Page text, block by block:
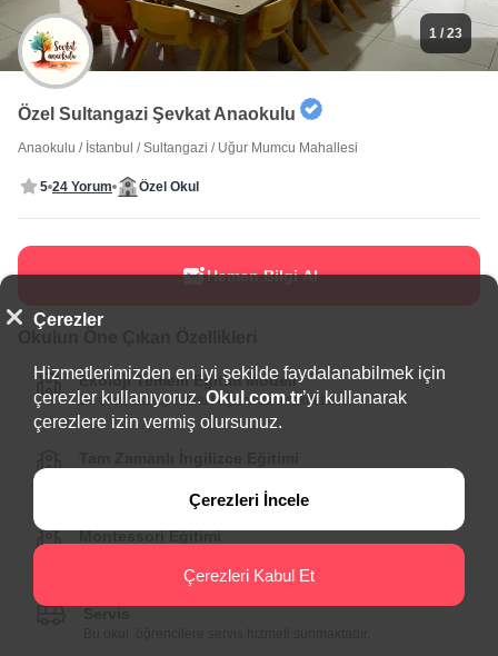
1 / 23
Özel Sultangazi Şevkat Anaokulu
Anaokulu / İstanbul /Sultangazi / Uğur Mumcu Mahallesi
5 24 Yorum Özel Okul
Hemen Bilgi Al
Ekoloji Temelli Eğitim Modeli
Bu okul, ekoloji temelli eğitim sunmaktadır.
Montessori Eğitimi
Çerezler
Hizmetlerimizden en iyi şekilde faydalanabilmek için
çerezler kullanıyoruz. Okul.com.tr’yi kullanarak
çerezlere izin vermiş olursunuz.
Çerezleri İncele
Çerezleri Kabul Et